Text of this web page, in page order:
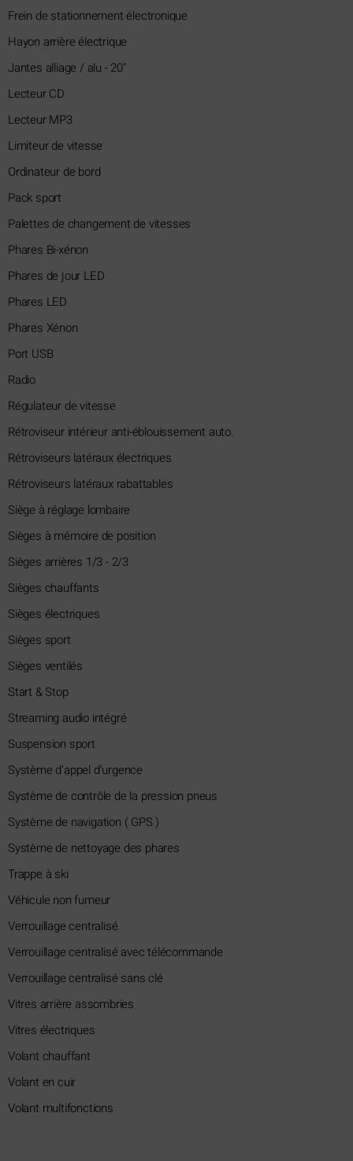
Frein de stationnement électronique
Hayon arrière électrique
Jantes alliage / alu - 20"
Lecteur CD
Lecteur MP3
Limiteur de vitesse
Ordinateur de bord
Pack sport
Palettes de changement de vitesses
Phares Bi-xénon
Phares de jour LED
Phares LED
Phares Xénon
Port USB
Radio
Régulateur de vitesse
Rétroviseur intérieur anti-éblouissement auto.
Rétroviseurs latéraux électriques
Rétroviseurs latéraux rabattables
Siège à réglage lombaire
Sièges à mémoire de position
Sièges arrières 1/3 - 2/3
Sièges chauffants
Sièges électriques
Sièges sport
Sièges ventilés
Start & Stop
Streaming audio intégré
Suspension sport
Système d'appel d'urgence
Système de contrôle de la pression pneus
Système de navigation ( GPS )
Système de nettoyage des phares
Trappe à ski
Véhicule non fumeur
Verrouillage centralisé
Verrouillage centralisé avec télécommande
Verrouillage centralisé sans clé
Vitres arrière assombries
Vitres électriques
Volant chauffant
Volant en cuir
Volant multifonctions